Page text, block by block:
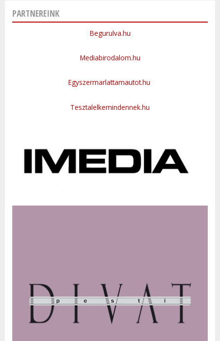
PARTNEREINK
Begurulva.hu
Mediabirodalom.hu
Egyszermarlattamautot.hu
Tesztalelkemindennek.hu